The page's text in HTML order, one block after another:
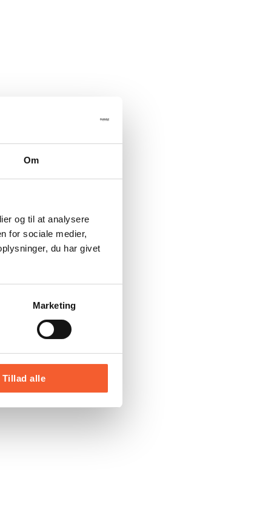
Om
og til at analysere
for sociale medier,
du har givet
Marketing
Tillad alle